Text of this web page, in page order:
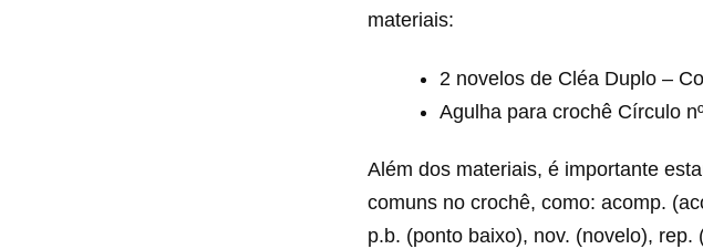
materiais:
2 novelos de Cléa Duplo –
Agulha para crochê Círculo
Além dos materiais, é importante
comuns no crochê, como: acomp.
p.b. (ponto baixo), nov. (novelo),